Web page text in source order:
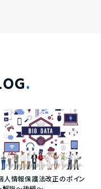
人情報保護法改正のポイン